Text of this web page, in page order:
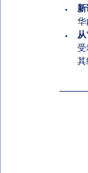
新
华
从
受
其